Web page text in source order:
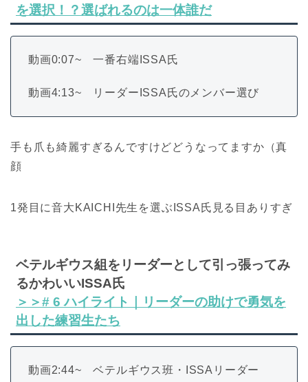
を選択！？選ばれるのは一体誰だ
動画0:07~ 一番右端ISSA氏
動画4:13~ リーダーISSA氏のメンバー選び
手も爪も綺麗すぎるんですけどどうなってますか（真
顔
1発目に音大KAICHI先生を選ぶISSA氏見る目ありすぎ
ベテルギウス組をリーダーとして引っ張ってみ
るかわいいISSA氏
＞＞# 6 ハイライト｜リーダーの助けで勇気を
出した練習生たち
動画2:44~ ベテルギウス班・ISSAリーダー